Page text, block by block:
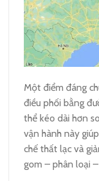
Một điểm đáng
điều phối bằng
thể kéo dài hơn
vận hành này
chế thất lạc và
gom – phân loại